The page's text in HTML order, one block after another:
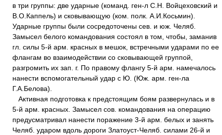
в три группы: две ударные (команд. ген-л С.Н. Войцеховский и
В.О.Каппель) и сковывающую (ком. полк. А.И.Косьмин).
Ударные группы были сосредоточены сев. и юж. Челяб.
Замысел белого командования состоял в том, чтобы, заманив
гл. силы 5-й арм. красных в мешок, встречными ударами по ее
флангам во взаимодействии со сковывающей группой,
разгромить их зап. г. По правому флангу 5-й арм. намечалось
нанести вспомогательный удар с Ю. (Юж. арм. ген-ла
Г.А.Белова).
Активная подготовка к предстоящим боям развернулась и в
5-й арм. красных. Замысел сов. командования на операцию
предусматривал нанести поражение 3-й арм. белых и занять
Челяб. ударом вдоль дороги Златоуст-Челяб. силами 26-й и